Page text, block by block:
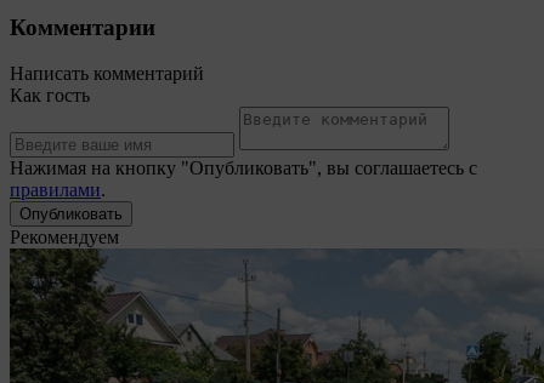
Комментарии
Написать комментарий
Как гость
Нажимая на кнопку "Опубликовать", вы соглашаетесь с
правилами.
Рекомендуем